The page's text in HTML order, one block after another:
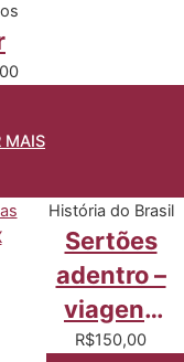
MAIS
História do Brasil
Sertões
adentro –
viagens
nas
R$150,00